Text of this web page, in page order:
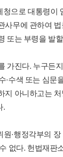
으로 대통령이
사무에 관하여
또는 부령을 발
가진다. 누구든
·수색 또는 심문
지 아니하고는 처
.
·행정각부의 장
없다. 헌법재판